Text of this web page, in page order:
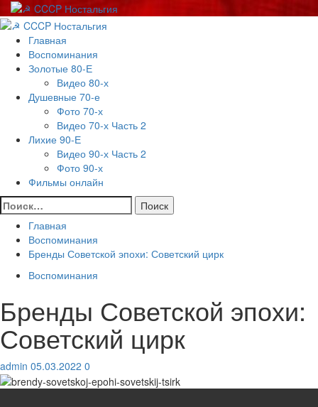
Перейти
к
содержимому
Основное
меню
Главная
Воспоминания
Золотые 80-Е
Видео 80-х
Душевные 70-е
Фото 70-х
Видео 70-х Часть 2
Лихие 90-Е
Видео 90-х Часть 2
Фото 90-х
Фильмы онлайн
Найти:
Главная
Воспоминания
Бренды Советской эпохи: Советский цирк
Воспоминания
Бренды Советской эпохи:
Советский цирк
admin 05.03.2022 0